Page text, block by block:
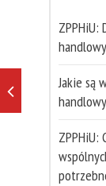
Jakie są
ZPPHiU: